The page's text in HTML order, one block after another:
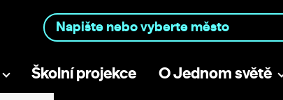
Školní projekce O Jednom světě